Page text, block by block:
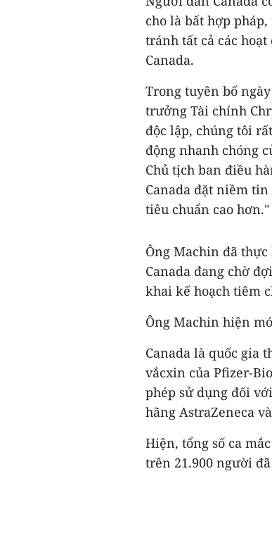
cho là bất hợp
tránh tất cả các
Canada.
Trong tuyên bố
trưởng Tài chính
độc lập, chúng tôi
động nhanh chóng
Chủ tịch ban điều
Canada đặt niềm tin
tiêu chuẩn cao hơn."
Ông Machin đã
Canada đang chờ
khai kế hoạch tiêm
Ông Machin hiện
Canada là quốc gia
vắcxin của Pfizer-
phép sử dụng đối
hãng AstraZeneca
Hiện, tổng số ca
trên 21.900 người